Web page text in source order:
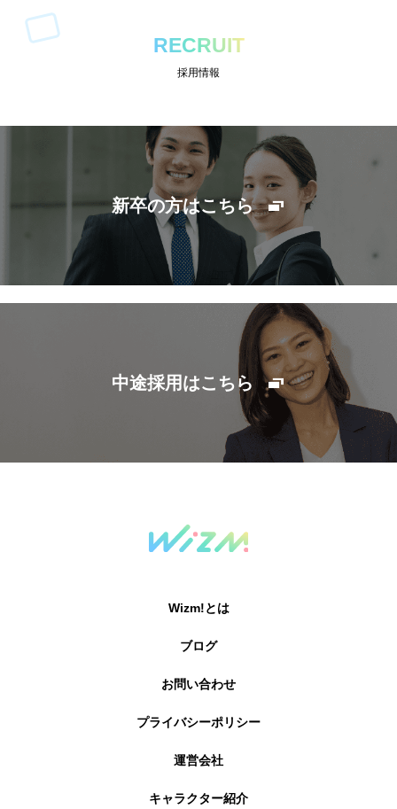
RECRUIT
採用情報
新卒の方はこちら
中途採用はこちら
Wizm!とは
ブログ
お問い合わせ
プライバシーポリシー
運営会社
キャラクター紹介